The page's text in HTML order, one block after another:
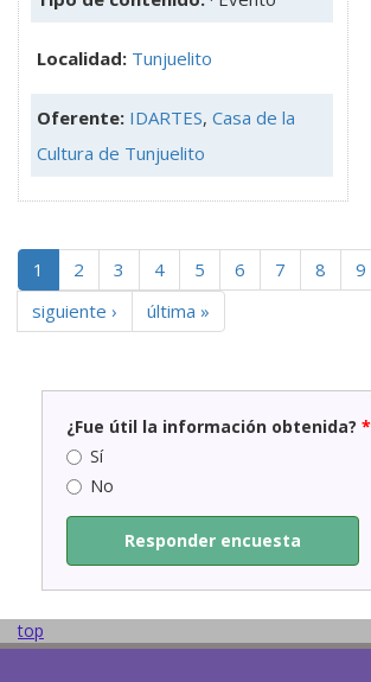
Localidad: Tunjuelito
Oferente: IDARTES, Casa de la
Cultura de Tunjuelito
1 2 3 4 5 6 7 8 9
siguiente ›
última »
¿Fue útil la información obtenida? *
Sí
No
Responder encuesta
top